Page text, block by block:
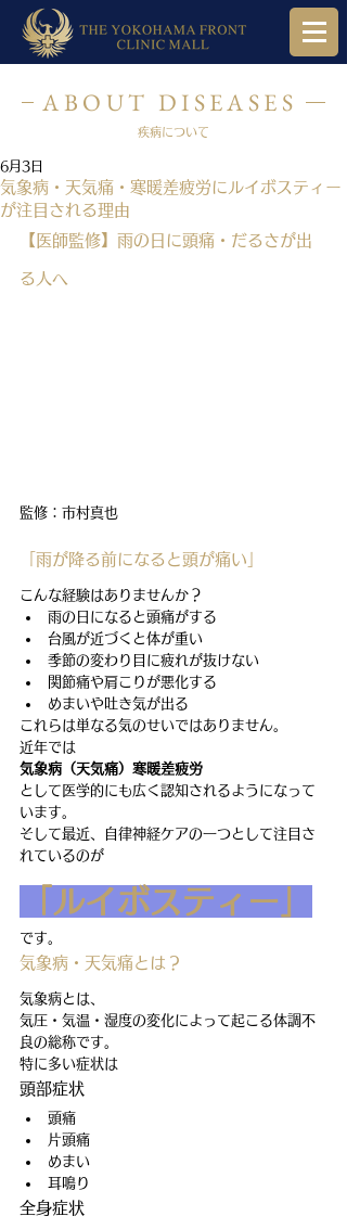
ABOUT DISEASES
疾病について
気象病・天気痛・寒暖差疲労にルイボスティー
が注目される理由
6月3日
【医師監修】雨の日に頭痛・だるさが出
る人へ
監修：市村真也
「雨が降る前になると頭が痛い」
こんな経験はありませんか？
雨の日になると頭痛がする
台風が近づくと体が重い
季節の変わり目に疲れが抜けない
関節痛や肩こりが悪化する
めまいや吐き気が出る
これらは単なる気のせいではありません。
近年では
気象病（天気痛）寒暖差疲労
として医学的にも広く認知されるようになって
います。
そして最近、自律神経ケアの一つとして注目さ
れているのが
「ルイボスティー」
です。
気象病・天気痛とは？
気象病とは、
気圧・気温・湿度の変化によって起こる体調不
良の総称です。
特に多い症状は
頭部症状
頭痛
片頭痛
めまい
耳鳴り
全身症状